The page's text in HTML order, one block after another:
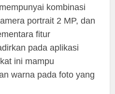
kombinasi
portrait 2 MP, dan
fitur
pada aplikasi
ini mampu
warna pada foto yang